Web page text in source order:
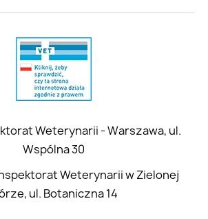
Weterynarii - Warszawa, ul.
Wspólna 30
Weterynarii w Zielonej
ul. Botaniczna 14